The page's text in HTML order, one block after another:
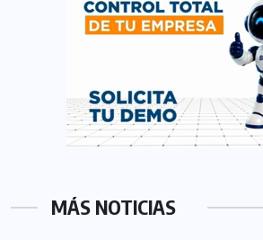
MÁS NOTICIAS